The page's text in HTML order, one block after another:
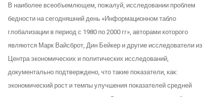
В наиболее всеобъемлющем, пожалуй, исследовании проблем
бедности на сегодняшний день «Информационном табло
глобализации в период с 1980 по 2000 гг», авторами которого
являются Марк Вайсброт, Дин Бейкер и другие исследователи из
Центра экономических и политических исследований,
документально подтверждено, что такие показатели, как:
экономический рост и темпы улучшения показателей средней